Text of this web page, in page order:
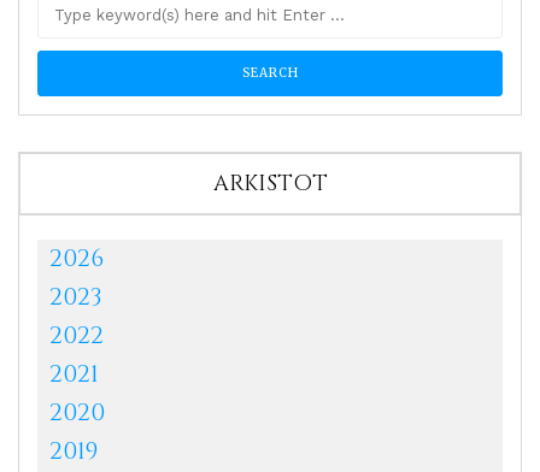
ARKISTOT
2026
2023
2022
2021
2020
2019